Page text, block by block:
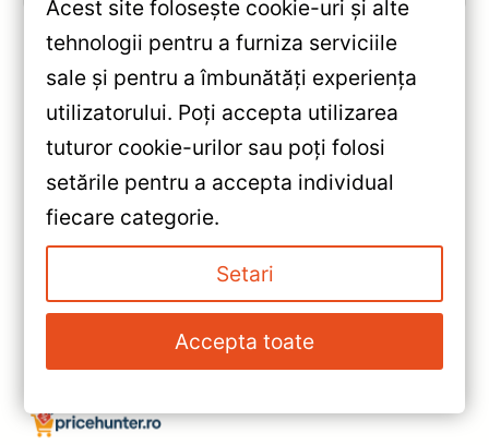
«Navigație Teyes CC3 360°
Lexus LS 2006-2012 —
Recenzie Detaliată, Testare &
Recomandări
Navigație Auto Teyes CC3L
WiFi Ford Mustang 2005-2014
(10.2″ IPS, 2+32GB, Android 8.1)
— Recenzie Detaliată, Testare &
Recomandări
Acest site folosește cookie-uri și alte
tehnologii pentru a furniza serviciile
sale și pentru a îmbunătăți experiența
utilizatorului. Poți accepta utilizarea
tuturor cookie-urilor sau poți folosi
setările pentru a accepta individual
fiecare categorie.
Setari
Accepta toate